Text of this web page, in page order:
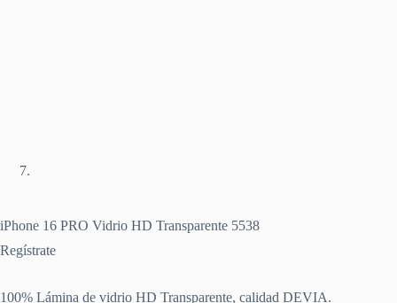
iPhone 16 PRO Vidrio HD Transparente 5538
Regístrate
100% Lámina de vidrio HD Transparente, calidad DEVIA.